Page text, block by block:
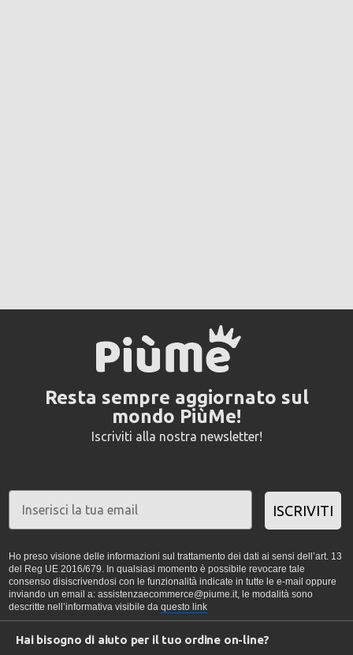
Resta sempre aggiornato sul
mondo PiùMe!
Iscriviti alla nostra newsletter!
ISCRIVITI
Ho preso visione delle informazioni sul trattamento dei dati ai sensi dell’art. 13
del Reg UE 2016/679. In qualsiasi momento è possibile revocare tale
consenso disiscrivendosi con le funzionalità indicate in tutte le e-mail oppure
inviando un email a: assistenzaecommerce@piume.it, le modalità sono
descritte nell’informativa visibile da questo link
Hai bisogno di aiuto per il tuo ordine on-line?